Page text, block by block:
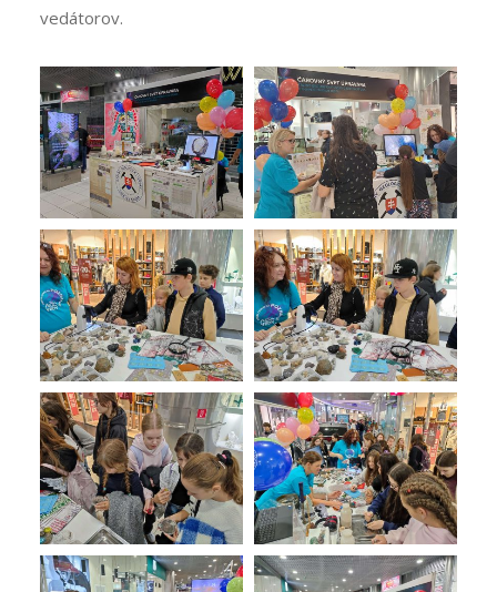
vedátorov.